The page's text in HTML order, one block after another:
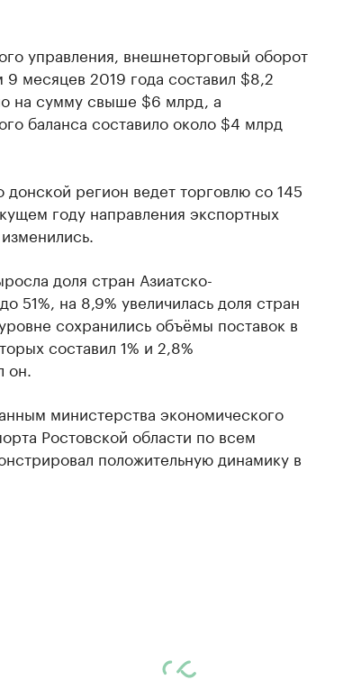
управления, внешнеторговый оборот
9 месяцев 2019 года составил $8,2
на сумму свыше $6 млрд, а
баланса составило около $4 млрд
регион ведет торговлю со 145
году направления экспортных
доля стран Азиатско-
51%, на 8,9% увеличилась доля стран
сохранились объёмы поставок в
составил 1% и 2,8%
он.
министерства экономического
Ростовской области по всем
положительную динамику в